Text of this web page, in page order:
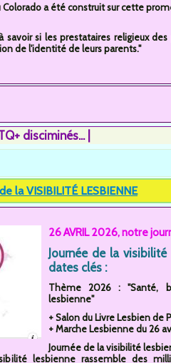
a été construit sur cette
savoir si les prestataires religieux
de l'identité de leurs parents."
disciminés...
la VISIBILITÉ LESBIENNE
26 AVRIL 2026, notre
Journée de la
dates clés :
Thème 2026 : "Santé,
lesbienne"
+ Salon du Livre Lesbien de
+ Marche Lesbienne du 26
Journée de la visibilité
lesbienne rassemble des